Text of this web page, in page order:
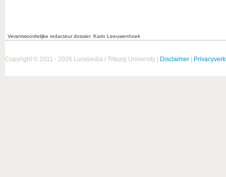
Verantwoordelijke redacteur dossier: Karin Leeuwenhoek
Copyright © 2011 - 2026 Lucepedia / Tilburg University | Disclaimer